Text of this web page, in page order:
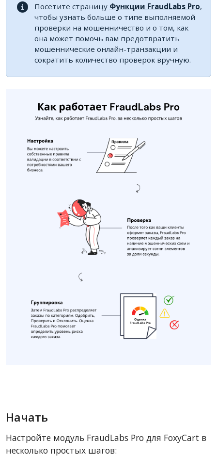
Посетите страницу Функции FraudLabs Pro,
чтобы узнать больше о типе выполняемой
проверки на мошенничество и о том, как
она может помочь вам предотвратить
мошеннические онлайн-транзакции и
сократить количество проверок вручную.
Начать
Настройте модуль FraudLabs Pro для FoxyCart в
несколько простых шагов: